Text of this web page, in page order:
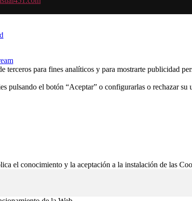
terceros para fines analíticos y para mostrarte publicidad
pulsando el botón “Aceptar” o configurarlas o rechazar
el conocimiento y la aceptación a la instalación de las